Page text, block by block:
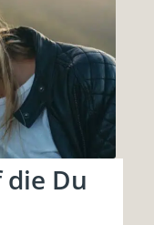
die Du